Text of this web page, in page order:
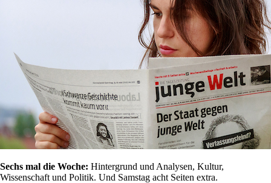
Sechs mal die Woche: Hintergrund und Analysen, Kultur,
Wissenschaft und Politik. Und Samstag acht Seiten extra.